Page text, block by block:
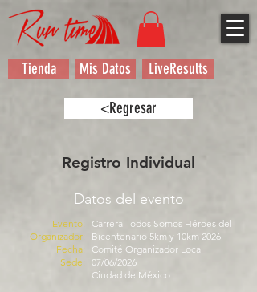
Tienda Mis Datos LiveResults
<Regresar
Registro Individual
Datos del evento
Evento:
Organizador:
Fecha:
Sede:
Carrera Todos Somos Héroes del
Bicentenario 5km y 10km 2026
Comité Organizador Local
07/06/2026
Ciudad de México